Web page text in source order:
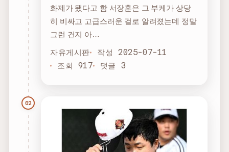
화제가 됐다고 함 서장훈은 그 부케가 상당
히 비싸고 고급스러운 걸로 알려졌는데 정말
그런 건지 아…
자유게시판
작성 2025-07-11
조회 917
댓글 3
02